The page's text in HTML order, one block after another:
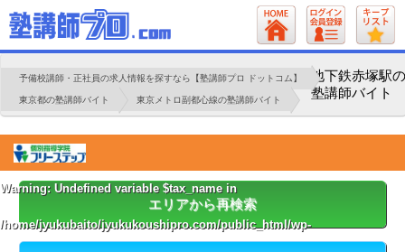
予備校講師・正社員の求人情報を探すなら【塾講師プロ ドットコム】
東京都の塾講師バイト 東京メトロ副都心線の塾講師バイト
地下鉄赤塚駅の
塾講師バイト
Warning: Undefined variable $tax_name in
/home/jyukubaito/jyukukoushipro.com/public_html/wp-
エリアから再検索